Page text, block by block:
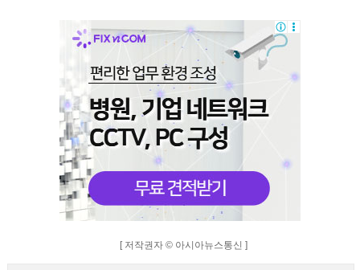
[ 저작권자 © 아시아뉴스통신 ]